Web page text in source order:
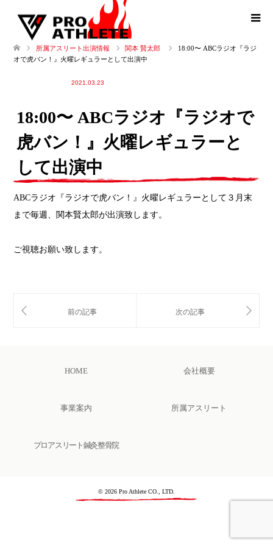
所属アスリート出演情報 関本 賢太郎
18:00〜 ABCラジオ『ラジ
オで虎バン！』火曜レギュラーとして出演中
2021.03.23
18:00〜 ABCラジオ『ラジオで
虎バン！』火曜レギュラーと
して出演中
ABCラジオ『ラジオで虎バン！』火曜レギュラーとして３月末
まで毎週、関本賢太郎が出演致します。
ご視聴お願い致します。
HOME 会社概要
事業案内 所属アスリート
プロアスリート鍼灸整骨院
© 2026 Pro Athlete CO., LTD.